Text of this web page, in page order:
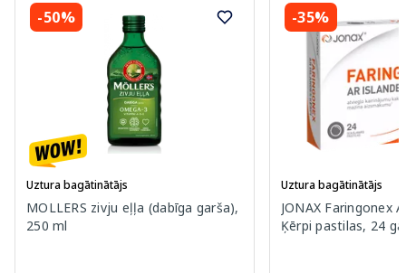
-50%
Uztura bagātinātājs
MOLLERS zivju eļļa (dabīga garša),
250 ml
-35%
Uztura bagātinātājs
JONAX Faringonex
Ķērpi pastilas, 24